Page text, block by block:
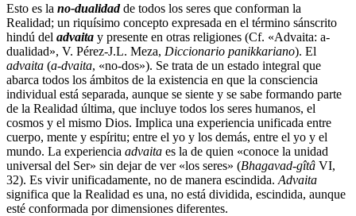
Esto es la no-dualidadde todos los seres que conforman la
Realidad; un riquísimo concepto expresada en el término sánscrito
hindú del advaita y presente en otras religiones (Cf. «Advaita: a-
dualidad», V. Pérez-J.L. Meza, Diccionario panikkariano). El
advaita (a-dvaita, «no-dos»). Se trata de un estado integral que
abarca todos los ámbitos de la existencia en que la consciencia
individual está separada, aunque se siente y se sabe formando parte
de la Realidad última, que incluye todos los seres humanos, el
cosmos y el mismo Dios. Implica una experiencia unificada entre
cuerpo, mente y espíritu; entre el yo y los demás, entre el yo y el
mundo. La experiencia advaita es la de quien «conoce la unidad
universal del Ser» sin dejar de ver «los seres» (Bhagavad-gîtâ VI,
32). Es vivir unificadamente, no de manera escindida. Advaita
significa que la Realidad es una, no está dividida, escindida, aunque
esté conformada por dimensiones diferentes.